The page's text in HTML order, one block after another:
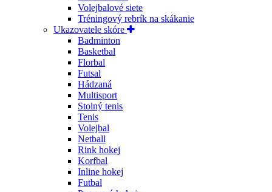
Volejbalové siete
Tréningový rebrík na skákanie
Ukazovatele skóre
Badminton
Basketbal
Florbal
Futsal
Hádzaná
Multisport
Stolný tenis
Tenis
Volejbal
Netball
Rink hokej
Korfbal
Inline hokej
Futbal